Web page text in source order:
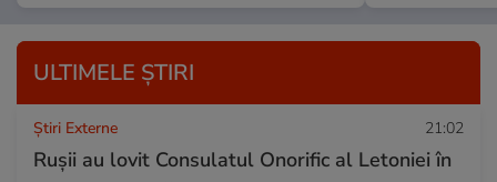
ULTIMELE ȘTIRI
Știri Externe 21:02
Rușii au lovit Consulatul Onorific al Letoniei în